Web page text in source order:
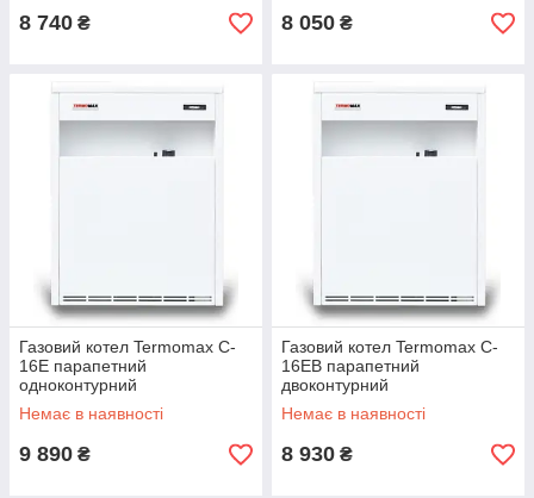
8 740 ₴ 8 050 ₴
Газовий котел Termomax C-
16E парапетний
одноконтурний
Немає в наявності
9 890 ₴
Газовий котел Termomax C-
16ЕВ парапетний
двоконтурний
Немає в наявності
8 930 ₴